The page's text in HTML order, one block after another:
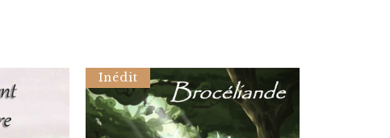
Inédit